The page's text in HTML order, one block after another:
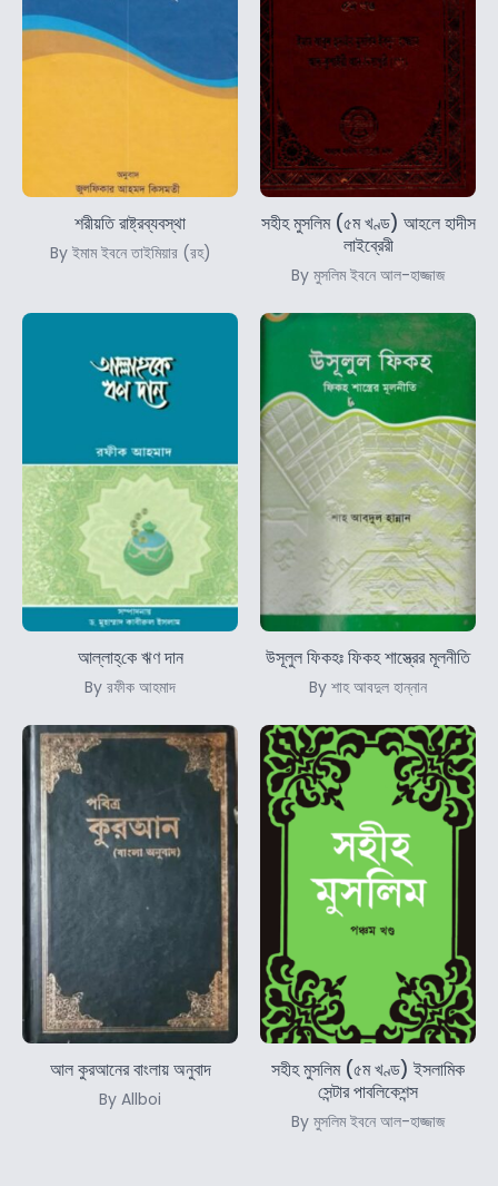
শরীয়তি রাষ্ট্রব্যবস্থা
By ইমাম ইবনে তাইমিয়ার (রহ)
সহীহ মুসলিম (৫ম খণ্ড) আহলে হাদীস
লাইব্রেরী
By মুসলিম ইবনে আল-হাজ্জাজ
আল্লাহ্‌কে ঋণ দান
By রফীক আহমাদ
উসূলুল ফিকহঃ ফিকহ শাস্ত্রের মূলনীতি
By শাহ আবদুল হান্নান
আল কুরআনের বাংলায় অনুবাদ
By Allboi
সহীহ মুসলিম (৫ম খণ্ড) ইসলামিক
সেন্টার পাবলিকেশন্স
By মুসলিম ইবনে আল-হাজ্জাজ